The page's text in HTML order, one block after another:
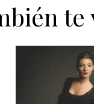
te